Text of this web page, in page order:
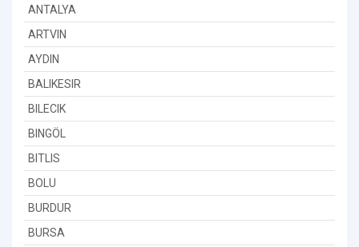
ANTALYA
ARTVIN
AYDIN
BALIKESIR
BILECIK
BINGÖL
BITLIS
BOLU
BURDUR
BURSA